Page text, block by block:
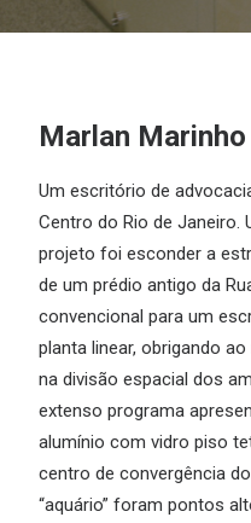
Marlan Marinho
Um escritório de
Centro do Rio de Janeiro.
projeto foi esconder a
de um prédio antigo da
convencional para um
planta linear, obrigando
na divisão espacial dos
extenso programa
alumínio com vidro piso
centro de convergência
“aquário” foram pontos